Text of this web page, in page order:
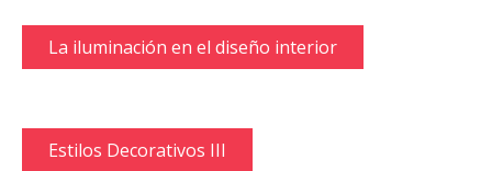
La iluminación en el diseño interior
Estilos Decorativos III